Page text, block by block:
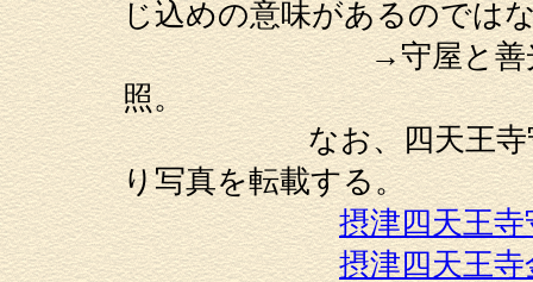
じ込めの意味があるのでは
→守屋と善光寺如
照。
なお、四天王寺守屋祠
り写真を転載する。
摂津四天王
摂津四天王